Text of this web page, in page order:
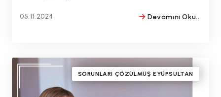
05.11.2024
Devamını Oku...
SORUNLARI ÇÖZÜLMÜŞ EYÜPSULTAN